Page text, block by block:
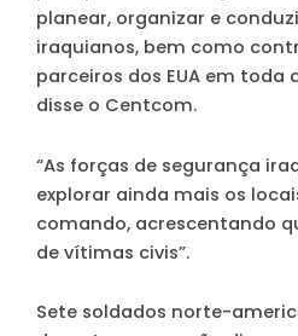
planear, organizar e
iraquianos, bem como
parceiros dos EUA em toda
disse o Centcom.
“As forças de segurança
explorar ainda mais os
comando, acrescentando
de vítimas civis”.
Sete soldados norte-